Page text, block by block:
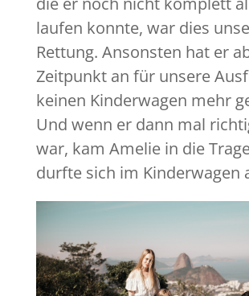
laufen konnte, war dies
Rettung. Ansonsten hat er
Zeitpunkt an für unsere
keinen Kinderwagen mehr
Und wenn er dann mal
war, kam Amelie in die
durfte sich im Kinderwagen